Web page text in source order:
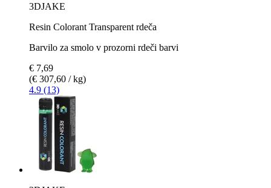
3DJAKE
Resin Colorant Transparent rdeča
Barvilo za smolo v prozorni rdeči barvi
€ 7,69
(€ 307,60 / kg)
4.9 (13)